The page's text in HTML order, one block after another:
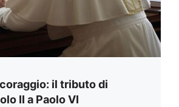
il tributo di
II a Paolo VI